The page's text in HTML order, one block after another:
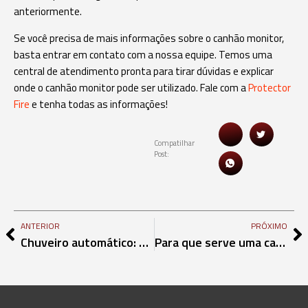
anteriormente.
Se você precisa de mais informações sobre o canhão monitor,
basta entrar em contato com a nossa equipe. Temos uma
central de atendimento pronta para tirar dúvidas e explicar
onde o canhão monitor pode ser utilizado. Fale com aProtector
Firee tenha todas as informações!
Compatilhar
Post:
ANTERIOR
Chuveiro automático: mais segurança para seu estabelecimento
PRÓXIMO
Para que serve uma carreta de espuma?